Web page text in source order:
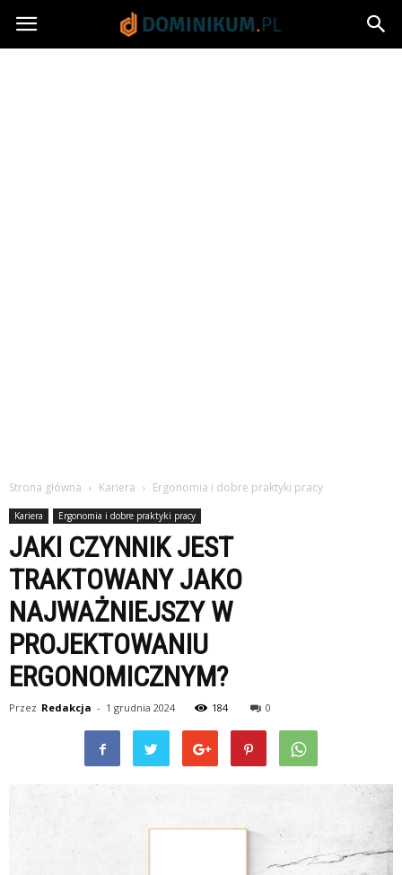
Dominikum.pl
Strona główna Kariera Ergonomia i dobre praktyki pracy
Kariera Ergonomia i dobre praktyki pracy
JAKI CZYNNIK JEST
TRAKTOWANY JAKO
NAJWAŻNIEJSZY W
PROJEKTOWANIU
ERGONOMICZNYM?
Przez Redakcja - 1 grudnia 2024 184 0